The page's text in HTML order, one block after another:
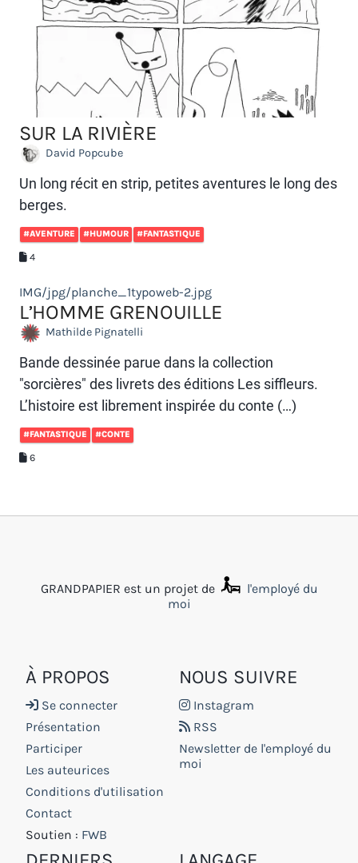
SUR LA RIVIÈRE
David Popcube
Un long récit en strip, petites aventures le long des
berges.
#AVENTURE #HUMOUR #FANTASTIQUE
4
IMG/jpg/planche_1typoweb-2.jpg
L’HOMME GRENOUILLE
Mathilde Pignatelli
Bande dessinée parue dans la collection
"sorcières" des livrets des éditions Les siffleurs.
L’histoire est librement inspirée du conte (…)
#FANTASTIQUE #CONTE
6
GRANDPAPIER est un projet de
l'employé du
moi
À PROPOS
Se connecter
Présentation
Participer
Les auteurices
Conditions d'utilisation
Contact
Soutien : FWB
NOUS SUIVRE
Instagram
RSS
Newsletter de l'employé du
moi